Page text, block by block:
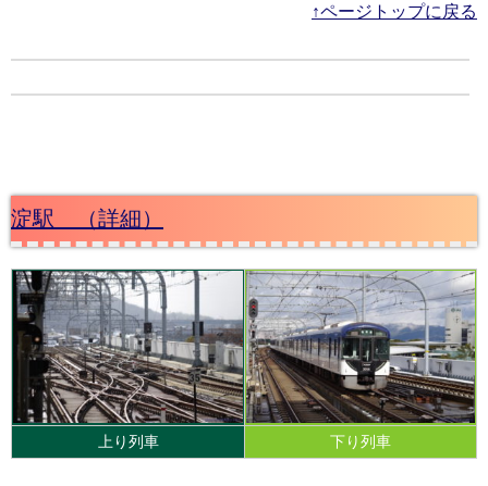
↑ページトップに戻る
淀駅 （詳細）
上り列車 下り列車